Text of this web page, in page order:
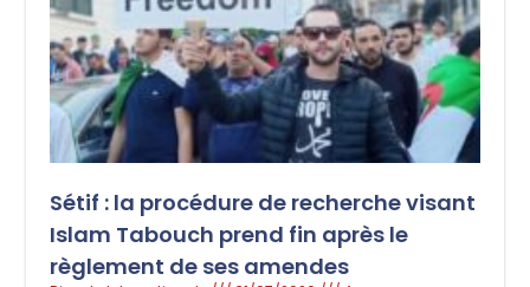
Sétif : la procédure de recherche visant
Islam Tabouch prend fin après le
règlement de ses amendes